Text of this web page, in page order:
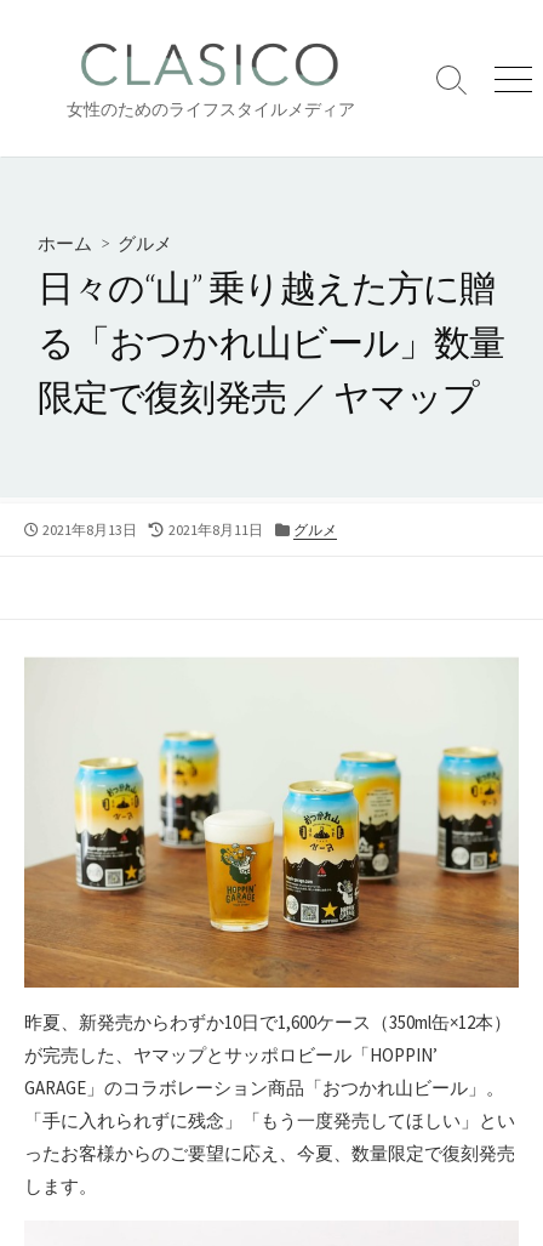
へ
女性のためのライフスタイルメディア
検
り
メ
ー
ホーム > グルメ
日々の“山” 乗り越えた方に贈
る「おつかれ山ビール」数量
限定で復刻発売 ／ ヤマップ
公
2021年8月13日
最
2021年8月11日
カ
グルメ
昨夏、新発売からわずか10日で1,600ケース（350ml缶×12本）
が完売した、ヤマップとサッポロビール「HOPPIN’
GARAGE」のコラボレーション商品「おつかれ山ビール」。
「手に入れられずに残念」「もう一度発売してほしい」とい
ったお客様からのご要望に応え、今夏、数量限定で復刻発売
します。